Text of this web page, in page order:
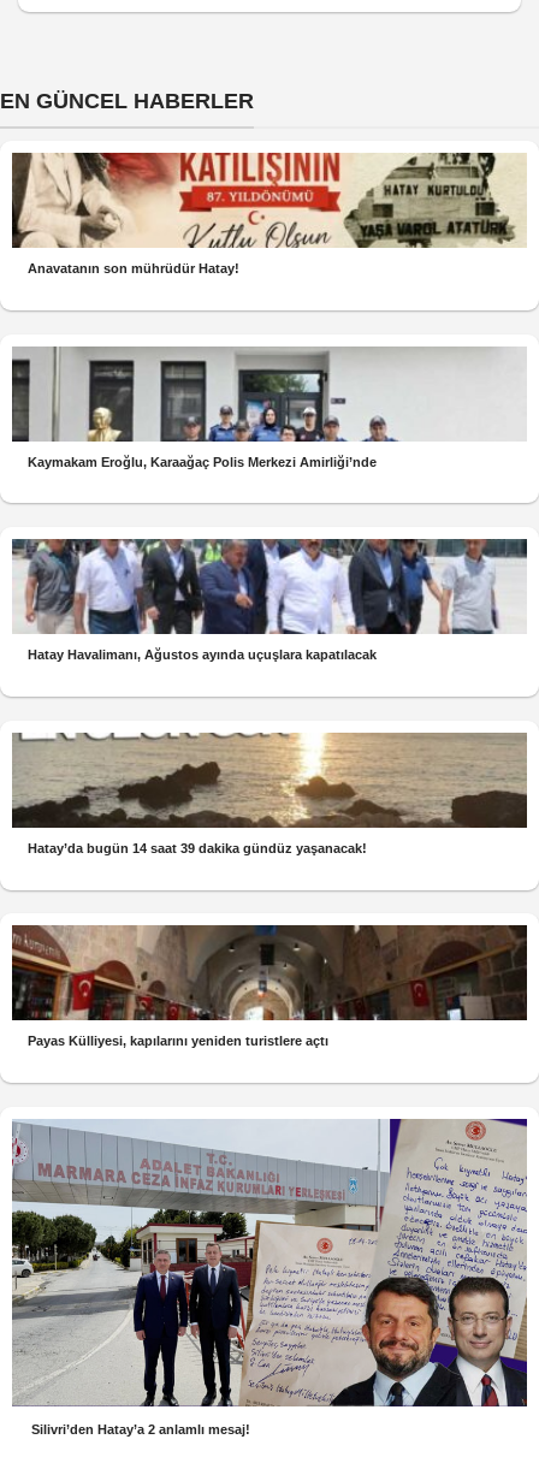
EN GÜNCEL HABERLER
Anavatanın son mührüdür Hatay!
Kaymakam Eroğlu, Karaağaç Polis Merkezi Amirliği’nde
Hatay Havalimanı, Ağustos ayında uçuşlara kapatılacak
Hatay’da bugün 14 saat 39 dakika gündüz yaşanacak!
Payas Külliyesi, kapılarını yeniden turistlere açtı
Silivri’den Hatay’a 2 anlamlı mesaj!